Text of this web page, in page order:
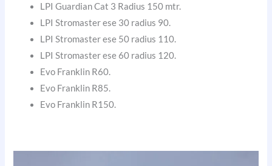
LPI Guardian Cat 3 Radius 150 mtr.
LPI Stromaster ese 30 radius 90.
LPI Stromaster ese 50 radius 110.
LPI Stromaster ese 60 radius 120.
Evo Franklin R60.
Evo Franklin R85.
Evo Franklin R150.